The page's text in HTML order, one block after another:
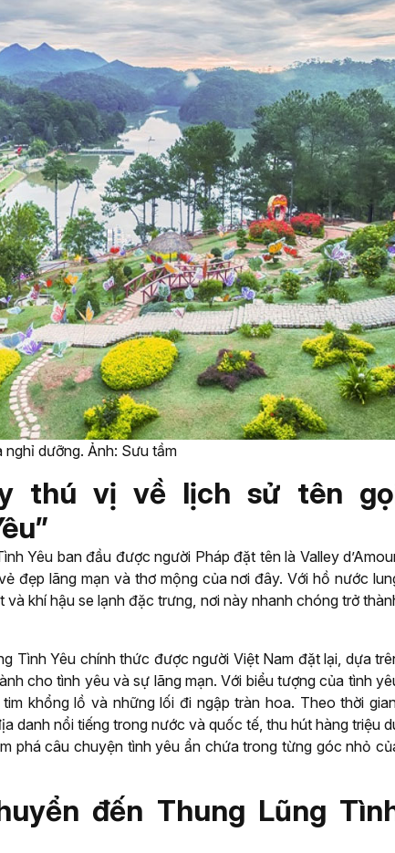
nghỉ dưỡng. Ảnh: Sưu tầm
thú vị về lịch sử tên
Yêu ban đầu được người Pháp đặt tên là Valley
đẹp lãng mạn và thơ mộng của nơi đây. Với hồ nước
khí hậu se lạnh đặc trưng, nơi này nhanh chóng trở
Tình Yêu chính thức được người Việt Nam đặt lại, dựa
cho tình yêu và sự lãng mạn. Với biểu tượng của tình
khổng lồ và những lối đi ngập tràn hoa. Theo thời
danh nổi tiếng trong nước và quốc tế, thu hút hàng triệu
phá câu chuyện tình yêu ẩn chứa trong từng góc nhỏ
đến Thung Lũng